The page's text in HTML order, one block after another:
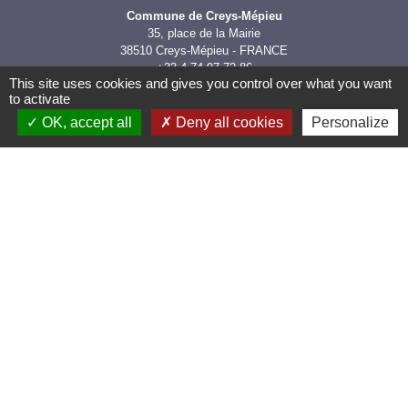
Commune de Creys-Mépieu
35, place de la Mairie
38510 Creys-Mépieu - FRANCE
+33 4 74 97 72 86
Contact par formulaire
This site uses cookies and gives you control over what you want
to activate
OK, accept all
Deny all cookies Personalize